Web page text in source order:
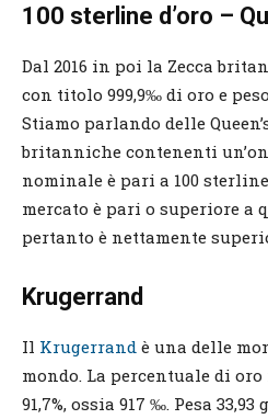
100 sterline d’oro –
Dal 2016 in poi la Zecca
con titolo 999,9‰ di oro e
Stiamo parlando delle
britanniche contenenti
nominale è pari a 100
mercato è pari o superiore a
pertanto è nettamente
Krugerrand
Il Krugerrand è una delle
mondo. La percentuale di
91,7%, ossia 917 ‰. Pesa